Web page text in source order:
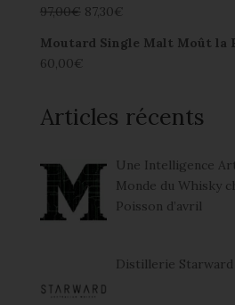
97,00€ 87,30€
Moutard Single Malt Moût la
60,00€
Articles récents
Une Intelligence
Monde du Whisky
Poisson d’avril
Distillerie Starward